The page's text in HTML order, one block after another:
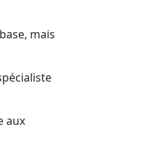
mais
aux